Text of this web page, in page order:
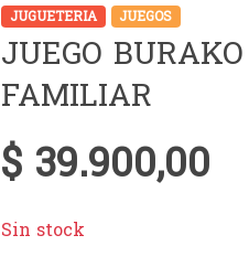
JUGUETERIA JUEGOS
JUEGO
FAMILIAR
$ 39.900,00
Sin stock